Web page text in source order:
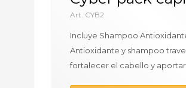
CYB2
Incluye Shampoo
Antioxidante y shampoo
fortalecer el cabello y